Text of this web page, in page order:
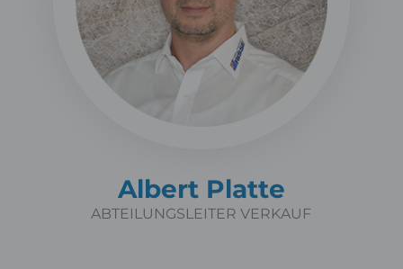
Albert Platte
ABTEILUNGSLEITER VERKAUF